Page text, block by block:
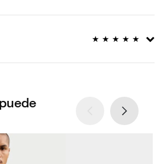
★ ★ ★ ★ ★